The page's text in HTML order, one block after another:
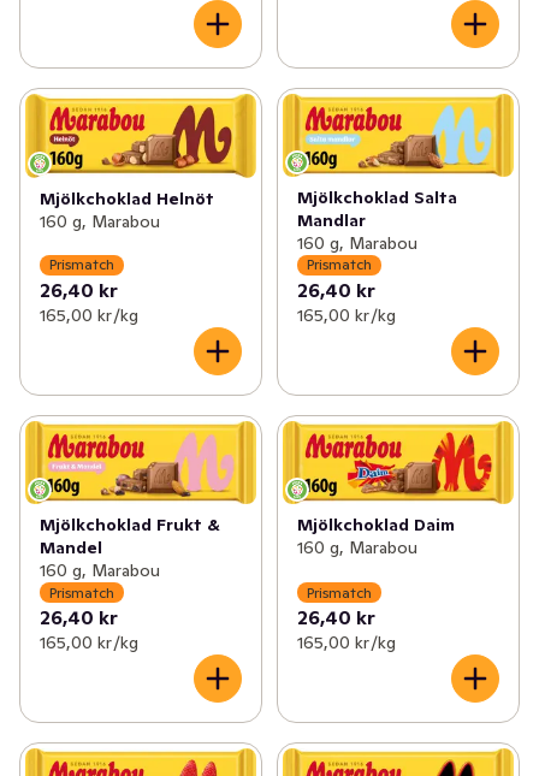
Mjölkchoklad Helnöt
160 g, Marabou
Prismatch
26,40 kr
165,00 kr /kg
Mjölkchoklad Salta
Mandlar
160 g, Marabou
Prismatch
26,40 kr
165,00 kr /kg
Mjölkchoklad Frukt &
Mandel
160 g, Marabou
Prismatch
26,40 kr
165,00 kr /kg
Mjölkchoklad Daim
160 g, Marabou
Prismatch
26,40 kr
165,00 kr /kg